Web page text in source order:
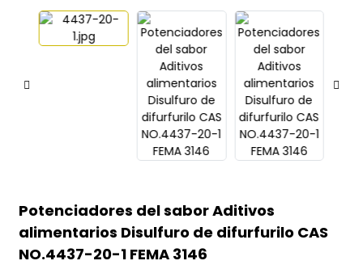
Potenciadores del sabor Aditivos
alimentarios Disulfuro de difurfurilo CAS
NO.4437-20-1 FEMA 3146